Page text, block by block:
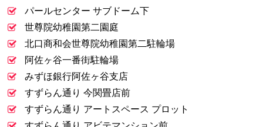
パールセンター サブドーム下
世尊院幼稚園第二園庭
北口商和会世尊院幼稚園第二駐輪場
阿佐ヶ谷一番街駐輪場
みずほ銀行阿佐ヶ谷支店
すずらん通り 今関畳店前
すずらん通り アートスペース プロット